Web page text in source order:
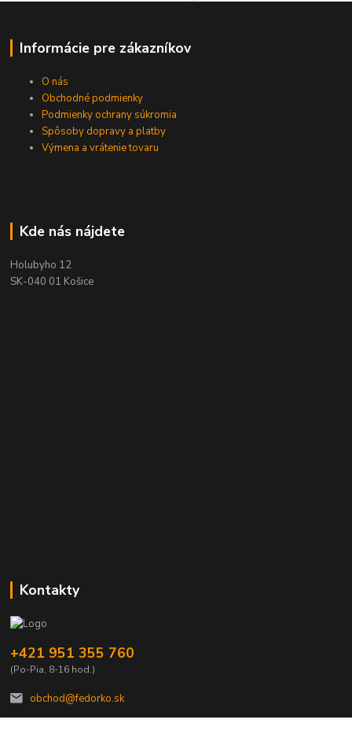
Informácie pre zákazníkov
O nás
Obchodné podmienky
Podmienky ochrany súkromia
Spôsoby dopravy a platby
Výmena a vrátenie tovaru
Kde nás nájdete
Holubyho 12
SK-040 01 Košice
Kontakty
+421 951 355 760
(Po-Pia, 8-16 hod.)
obchod@fedorko.sk